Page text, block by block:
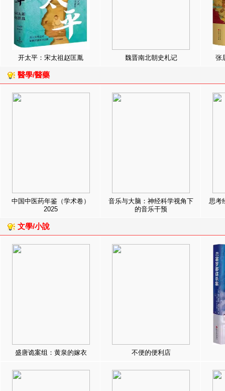
开太平：宋太祖赵匡胤 魏晋南北朝史札记 张
醫學/醫藥
中国中医药年鉴（学术卷）
2025
音乐与大脑：神经科学视角下
的音乐干预
思考
文學/小說
盛唐诡案组：黄泉的嫁衣 不便的便利店